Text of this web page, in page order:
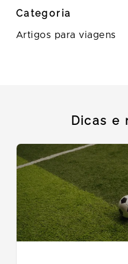
Categoria
Artigos para viagens
Dicas e